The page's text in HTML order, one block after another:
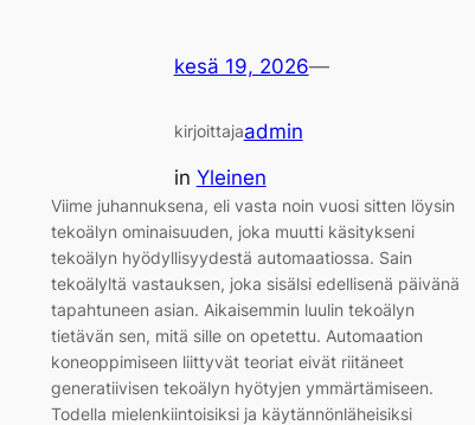
kesä 19, 2026—
kirjoittajaadmin
in Yleinen
Viime juhannuksena, eli vasta noin vuosi sitten löysin
tekoälyn ominaisuuden, joka muutti käsitykseni
tekoälyn hyödyllisyydestä automaatiossa. Sain
tekoälyltä vastauksen, joka sisälsi edellisenä päivänä
tapahtuneen asian. Aikaisemmin luulin tekoälyn
tietävän sen, mitä sille on opetettu. Automaation
koneoppimiseen liittyvät teoriat eivät riitäneet
generatiivisen tekoälyn hyötyjen ymmärtämiseen.
Todella mielenkiintoisiksi ja käytännönläheisiksi